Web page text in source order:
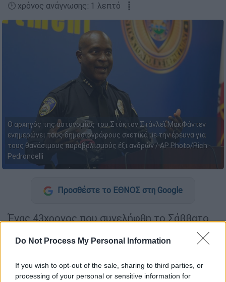
Do Not Process My Personal Information
If you wish to opt-out of the sale, sharing to third parties, or
processing of your personal or sensitive information for
🕛 χρόνος ανάγνωσης: 1 λεπτό ┋
Ο αρχηγός της αστυνομίας του Στόκτον Στάνλεϊ ΜακΦάντεν
ενημερώνει τους δημοσιογράφους σχετικά με την έρευνα για
τους θανάσιμους πυροβολισμούς έξι ανδρών / AP Photo/Rich
Pedroncelli
Προσθέστε το ΕΘΝΟΣ στη Google
Ένας 43χρονος που συνελήφθη το Σάββατο
φέρεται να είναι οδράστης έξι δολοφονιών
προηγούμενους μήνες.